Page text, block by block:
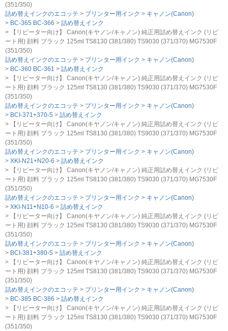
(351/350)
詰め替えインクのエコッテ
プリンター用インク
キャノン(Canon)
BC-365 BC-366
詰め替えインク
【リピーター向け】 Canon(キヤノン/キャノン) 純正用詰め替えインク (リピ
ート用) 顔料 ブラック 125ml TS8130 (381/380) TS9030 (371/370) MG7530F
(351/350)
詰め替えインクのエコッテ
プリンター用インク
キャノン(Canon)
BC-360 BC-361
詰め替えインク
【リピーター向け】 Canon(キヤノン/キャノン) 純正用詰め替えインク (リピ
ート用) 顔料 ブラック 125ml TS8130 (381/380) TS9030 (371/370) MG7530F
(351/350)
詰め替えインクのエコッテ
プリンター用インク
キャノン(Canon)
BCI-371+370-5
詰め替えインク
【リピーター向け】 Canon(キヤノン/キャノン) 純正用詰め替えインク (リピ
ート用) 顔料 ブラック 125ml TS8130 (381/380) TS9030 (371/370) MG7530F
(351/350)
詰め替えインクのエコッテ
プリンター用インク
キャノン(Canon)
XKI-N21+N20-6
詰め替えインク
【リピーター向け】 Canon(キヤノン/キャノン) 純正用詰め替えインク (リピ
ート用) 顔料 ブラック 125ml TS8130 (381/380) TS9030 (371/370) MG7530F
(351/350)
詰め替えインクのエコッテ
プリンター用インク
キャノン(Canon)
XKI-N11+N10-6
詰め替えインク
【リピーター向け】 Canon(キヤノン/キャノン) 純正用詰め替えインク (リピ
ート用) 顔料 ブラック 125ml TS8130 (381/380) TS9030 (371/370) MG7530F
(351/350)
詰め替えインクのエコッテ
プリンター用インク
キャノン(Canon)
BCI-381+380-5
詰め替えインク
【リピーター向け】 Canon(キヤノン/キャノン) 純正用詰め替えインク (リピ
ート用) 顔料 ブラック 125ml TS8130 (381/380) TS9030 (371/370) MG7530F
(351/350)
詰め替えインクのエコッテ
プリンター用インク
キャノン(Canon)
BC-385 BC-386
詰め替えインク
【リピーター向け】 Canon(キヤノン/キャノン) 純正用詰め替えインク (リピ
ート用) 顔料 ブラック 125ml TS8130 (381/380) TS9030 (371/370) MG7530F
(351/350)